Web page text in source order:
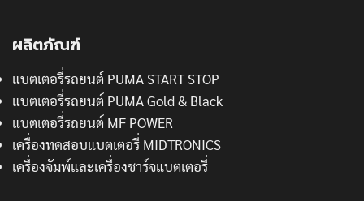
ผลิตภัณฑ์
แบตเตอรี่รถยนต์ PUMA START STOP
แบตเตอรี่รถยนต์ PUMA Gold & Black
แบตเตอรี่รถยนต์ MF POWER
เครื่องทดสอบแบตเตอรี่ MIDTRONICS
เครื่องจัมพ์และเครื่องชาร์จแบตเตอรี่